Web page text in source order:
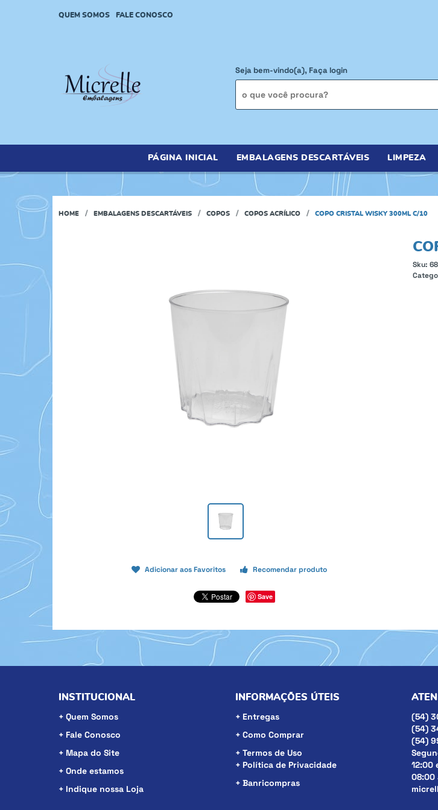
QUEM SOMOS FALE CONOSCO
Seja bem-vindo(a), Faça login
PÁGINA INICIAL EMBALAGENS DESCARTÁVEIS LIMPEZA
HOME EMBALAGENS DESCARTÁVEIS COPOS COPOS ACRÍLICO COPO CRISTAL WISKY 300ML C/10
Adicionar aos Favoritos Recomendar produto
Save
Sku:
INSTITUCIONAL
Quem Somos
Fale Conosco
Mapa do Site
Onde estamos
Indique nossa Loja
INFORMAÇÕES ÚTEIS
Entregas
Como Comprar
Termos de Uso
Política de Privacidade
Banricompras
(54)
(54)
(54)
12:00
08:00